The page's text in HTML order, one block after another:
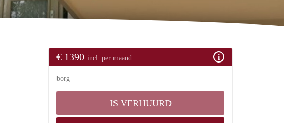
€ 1390 incl. per maand
borg
IS VERHUURD